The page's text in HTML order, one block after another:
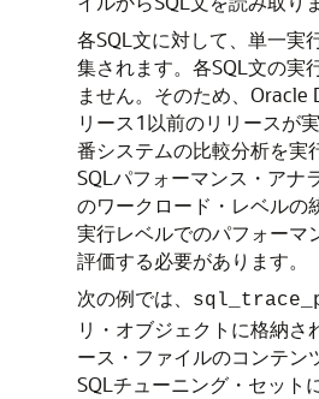
各SQL文に対して、単一実
集されます。各SQL文の実
ません。そのため、Oracle
リース1以前のリリースが
番システムの比較分析を実
SQLパフォーマンス・アナ
のワークロード・レベルの
実行レベルでのパフォーマ
評価する必要があります。
次の例では、
リ・オブジェクトに格納さ
ース・ファイルのコンテン
SQLチューニング・セット